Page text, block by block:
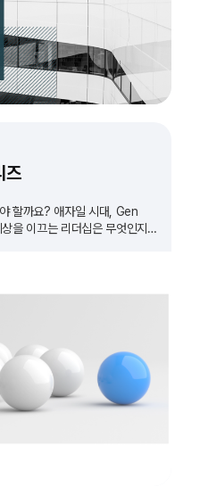
즈
일 시대, Gen
을 이끄는 리더십은 무엇인지